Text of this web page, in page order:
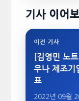
기사 이어보
이전 기사
[김영민 노
우나 제조기
표
2022년 09월